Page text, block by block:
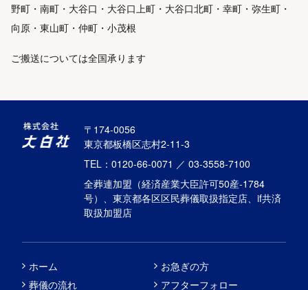
野町・南町・大谷口・大谷口上町・大谷口北町・幸町・弥生町・
向原・東山町・仲町・小茂根
ご搬送については全国承ります
〒174-0056
東京都板橋区志村2-11-3
TEL：0120-66-0071 ／ 03-3558-7100
全葬連加盟（経済産業大臣許可50産-1784
号）、東京都各区区民葬儀取扱指定店、if共済
取扱加盟店
ホーム
葬儀の流れ
お急ぎの方
アフターフォロー